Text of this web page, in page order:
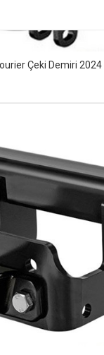
Çeki Demiri 2024